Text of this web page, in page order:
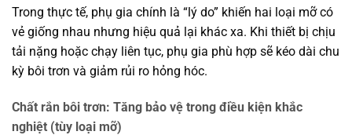
Trong thực tế, phụ gia chính là “lý do” khiến hai loại mỡ có
vẻ giống nhau nhưng hiệu quả lại khác xa. Khi thiết bị chịu
tải nặng hoặc chạy liên tục, phụ gia phù hợp sẽ kéo dài chu
kỳ bôi trơn và giảm rủi ro hỏng hóc.
Chất rắn bôi trơn: Tăng bảo vệ trong điều kiện khắc
nghiệt (tùy loại mỡ)